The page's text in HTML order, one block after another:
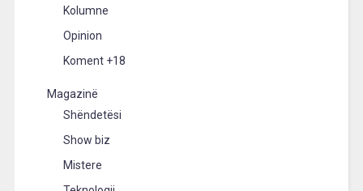
Kolumne
Opinion
Koment +18
Magazinë
Shëndetësi
Show biz
Mistere